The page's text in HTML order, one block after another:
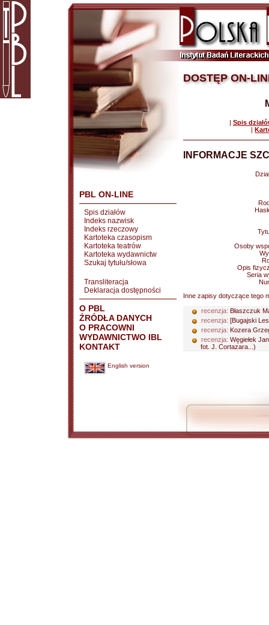
PBL ON-LINE
Spis działów
Indeks nazwisk
Indeks rzeczowy
Kartoteka czasopism
Kartoteka teatrów
Kartoteka wydawnictw
Szukaj tytułu/słowa
Transliteracja
Deklaracja dostępności
O PBL
ŹRÓDŁA DANYCH
O PRACOWNI
WYDAWNICTWO IBL
KONTAKT
English version
DOSTĘP ON-
| Spis
|
INFORMACJE
Osoby
Opis
Seria
Inne zapisy dotyczące tego
recenzja: Błaszczuk
recenzja: [Bugajski
recenzja: Kozera
recenzja: Węgiełek
fot. J. Cortazara...)